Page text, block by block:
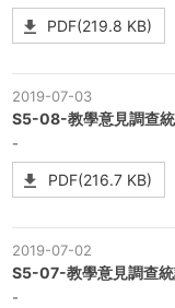
PDF(219.8 KB)
2019-07-03
S5-08-教學意見調查
-
PDF(216.7 KB)
2019-07-02
S5-07-教學意見調查
-